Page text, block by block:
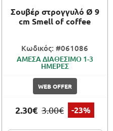
Σουβέρ στρογγυλό Ø 9
cm Smell of coffee
Κωδικός: #061086
ΑΜΕΣΑ ΔΙΑΘΕΣΙΜΟ 1-3
ΗΜΕΡΕΣ
WEB OFFER
2.30€ 3.00€ -23%